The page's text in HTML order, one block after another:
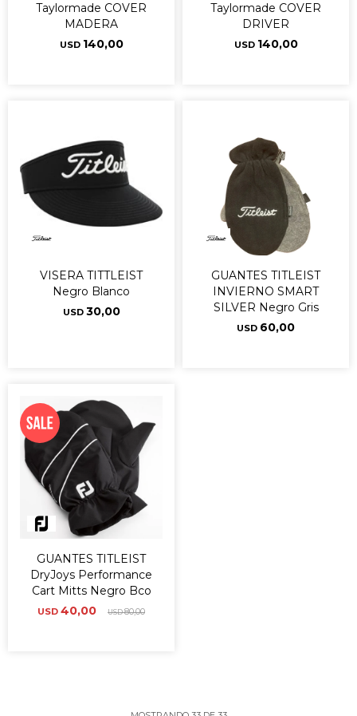
Taylormade COVER
MADERA
USD 140,00
Taylormade COVER
DRIVER
USD 140,00
VISERA TITTLEIST
Negro Blanco
USD 30,00
GUANTES TITLEIST
INVIERNO SMART
SILVER Negro Gris
USD 60,00
GUANTES TITLEIST
DryJoys Performance
Cart Mitts Negro Bco
USD 40,00 USD80,00